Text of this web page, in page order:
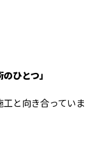
ひとつ」
と向き合っていま